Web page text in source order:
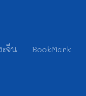
ะจีน BookMark